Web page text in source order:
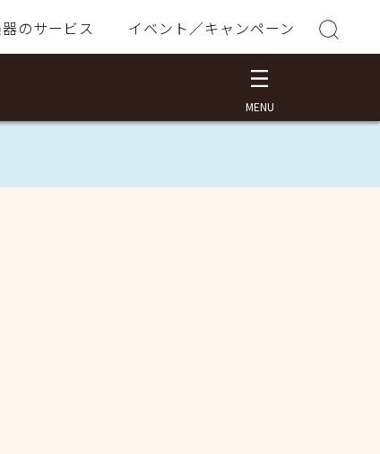
のサービス イベント／キャンペーン